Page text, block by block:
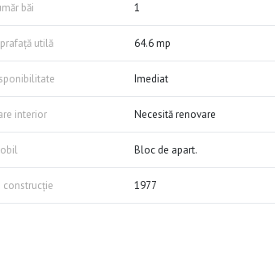
băi 1
utilă 64.6 mp
Imediat
interior Necesită renovare
Bloc de apart.
construcție 1977